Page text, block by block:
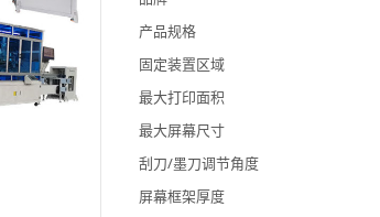
产品规格
固定装置区域
最大打印面积
最大屏幕尺寸
刮刀/墨刀调节角度
屏幕框架厚度